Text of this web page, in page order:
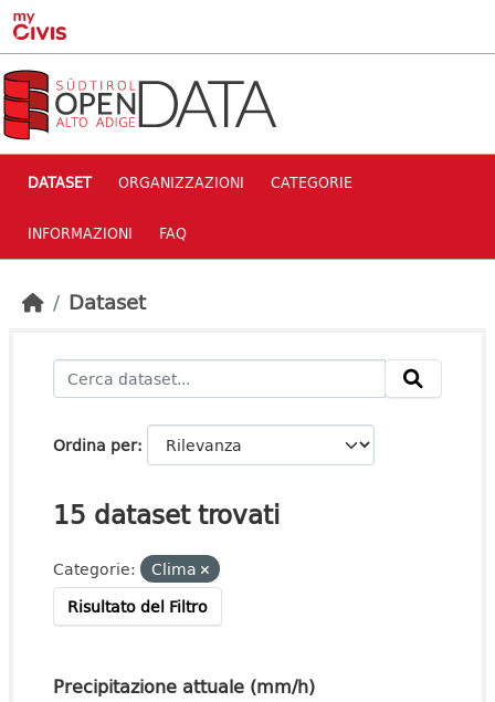
Skip to main content
DATASET ORGANIZZAZIONI CATEGORIE
INFORMAZIONI FAQ
Dataset
Ordina per
15 dataset trovati
Categorie:
Clima
Risultato del Filtro
Precipitazione attuale (mm/h)